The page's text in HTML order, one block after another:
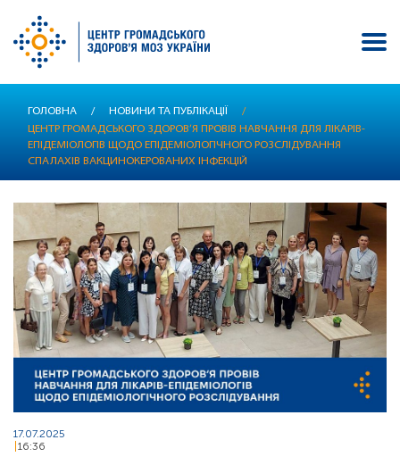
основного
вмісту
ГОЛОВНА / НОВИНИ ТА ПУБЛІКАЦІЇ
/
ЦЕНТР ГРОМАДСЬКОГО ЗДОРОВ’Я ПРОВІВ НАВЧАННЯ ДЛЯ ЛІКАРІВ-
ЕПІДЕМІОЛОГІВ ЩОДО ЕПІДЕМІОЛОГІЧНОГО РОЗСЛІДУВАННЯ
СПАЛАХІВ ВАКЦИНОКЕРОВАНИХ ІНФЕКЦІЙ
17.07.2025
16:36